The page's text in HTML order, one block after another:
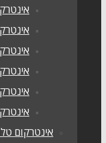
אינטרקום